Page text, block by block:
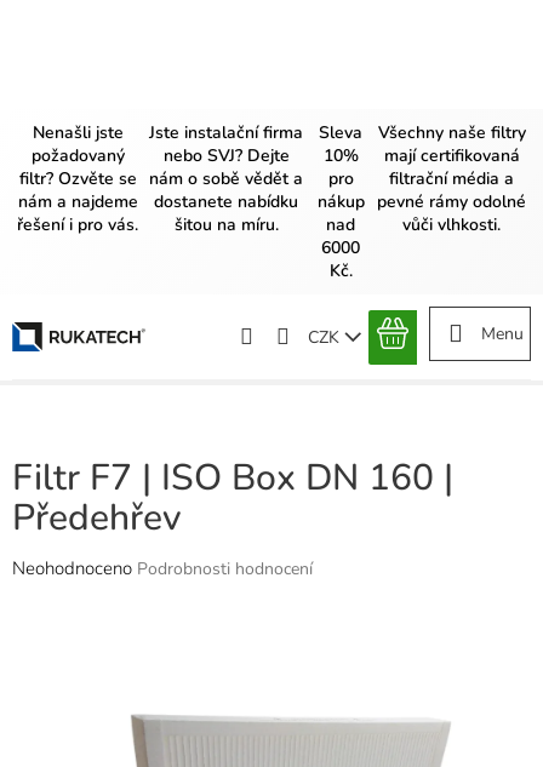
Nenašli jste
požadovaný
filtr? Ozvěte se
nám a najdeme
řešení i pro vás.
Jste instalační firma
nebo SVJ? Dejte
nám o sobě vědět a
dostanete nabídku
šitou na míru.
Sleva
10%
pro
nákup
nad
6000
Kč.
Všechny naše filtry
mají certifikovaná
filtrační média a
pevné rámy odolné
vůči vlhkosti.
CZK
NÁKUPNÍ
Filtr F7 | ISO Box DN 160 |
Předehřev
Průměrné
Neohodnoceno Podrobnosti hodnocení